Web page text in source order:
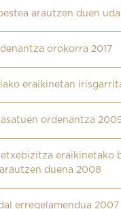
arautzen duen
orokorra 2017
eraikinetan
ordenantza
eraikinetako
duena 2008
erregelamendua 2007